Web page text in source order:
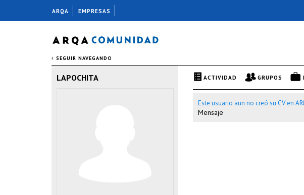
SEGUIR NAVEGANDO
LAPOCHITA ACTIVIDAD GRUPOS
Este usuario aun no creó su CV en
Mensaje
ARQA EMPRESAS